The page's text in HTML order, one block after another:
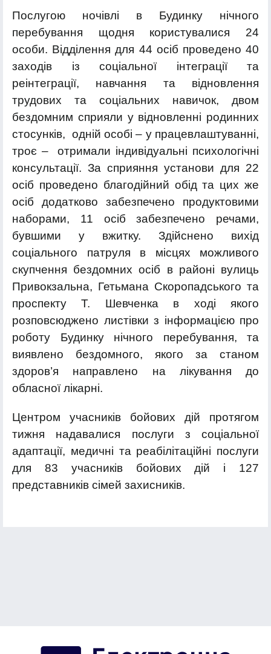
Послугою ночівлі в Будинку нічного
перебування щодня користувалися 24
особи. Відділення для 44 осіб проведено 40
заходів із соціальної інтеграції та
реінтеграції, навчання та відновлення
трудових та соціальних навичок, двом
бездомним сприяли у відновленні родинних
стосунків, одній особі – у працевлаштуванні,
троє – отримали індивідуальні психологічні
консультації. За сприяння установи для 22
осіб проведено благодійний обід та цих же
осіб додатково забезпечено продуктовими
наборами, 11 осіб забезпечено речами,
бувшими у вжитку. Здійснено вихід
соціального патруля в місцях можливого
скупчення бездомних осіб в районі вулиць
Привокзальна, Гетьмана Скоропадського та
проспекту Т. Шевченка в ході якого
розповсюджено листівки з інформацією про
роботу Будинку нічного перебування, та
виявлено бездомного, якого за станом
здоров’я направлено на лікування до
обласної лікарні.
Центром учасників бойових дій протягом
тижня надавалися послуги з соціальної
адаптації, медичні та реабілітаційні послуги
для 83 учасників бойових дій і 127
представників сімей захисників.